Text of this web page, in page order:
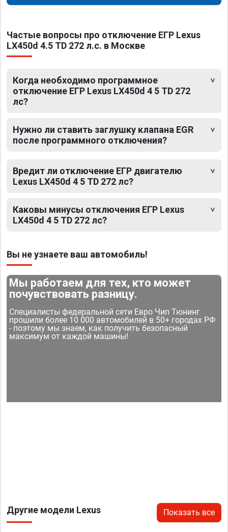
Частые вопросы про отключение ЕГР Lexus
LX450d 4.5 TD 272 л.с. в Москве
Когда необходимо программное
отключение ЕГР Lexus LX450d 4 5 TD 272
лс?
Нужно ли ставить заглушку клапана EGR
после программного отключения?
Вредит ли отключение ЕГР двигателю
Lexus LX450d 4 5 TD 272 лс?
Каковы минусы отключения ЕГР Lexus
LX450d 4 5 TD 272 лс?
Вы не узнаете ваш автомобиль!
Мы работаем для тех, кто может
почувствовать разницу.
Специалисты федеральной сети Евро Чип Тюнинг
прошили более 10 000 автомобилей в 50+ городах РФ
- поэтому мы знаем, как получить безопасный
максимум от каждой машины!
Другие модели Lexus Показать все